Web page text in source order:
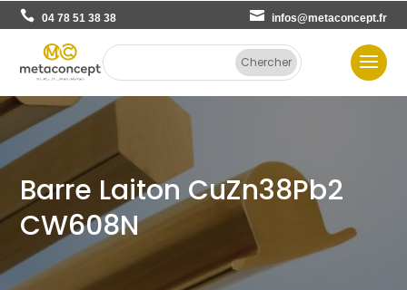
04 78 51 38 38 infos@metaconcept.fr
Barre Laiton CuZn38Pb2
CW608N